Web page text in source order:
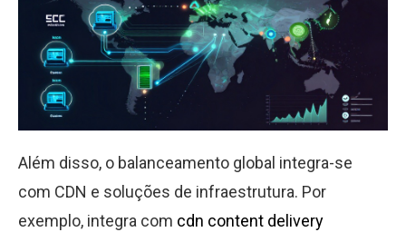
Além disso, o balanceamento global integra-se
com CDN e soluções de infraestrutura. Por
exemplo, integra com cdn content delivery